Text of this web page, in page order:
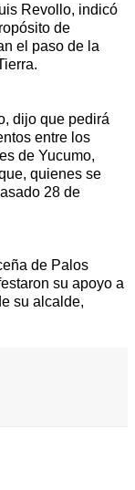
Revollo, indicó
de
el paso de la
dijo que pedirá
entre los
de Yucumo,
quienes se
28 de
de Palos
su apoyo a
su alcalde,